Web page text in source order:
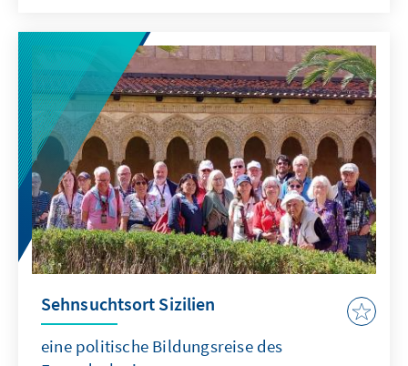
(PIK) vorgestellt. Die Fachkonferenz brachte
Expertinnen und Experten aus Wissenschaft,
Industrie und Politik zusammen und setzte
Impulse, wie das Emissionshandelssystem
ETS2 glaubwürdig, sozial ausgewogen und
wirtschaftlich tragfähig umgesetzt werden
kann.
Sehnsuchtsort Sizilien
eine politische Bildungsreise des